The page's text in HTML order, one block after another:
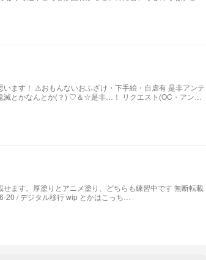
有 是非アンテ
(？) ♡＆☆是非…！ リクエスト(OC・アンテ